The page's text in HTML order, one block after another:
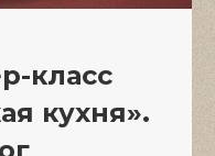
класс
кухня».